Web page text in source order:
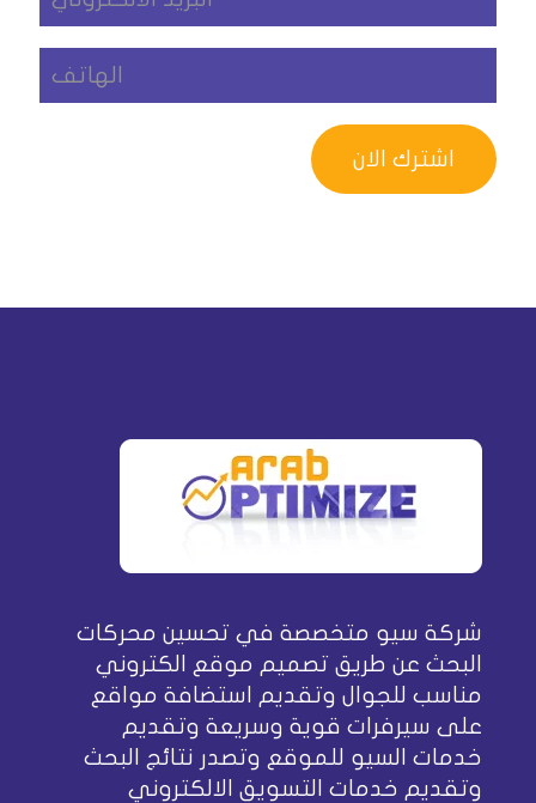
شركة سيو متخصصة في تحسين محركات
البحث عن طريق تصميم موقع الكتروني
مناسب للجوال وتقديم استضافة مواقع
على سيرفرات قوية وسريعة وتقديم
خدمات السيو للموقع وتصدر نتائج البحث
وتقديم خدمات التسويق الالكتروني